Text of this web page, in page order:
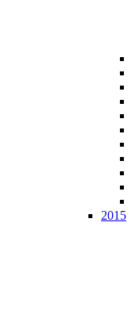
2015